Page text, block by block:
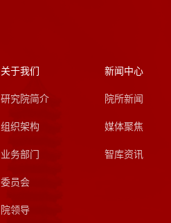
关于我们
研究院简介
组织架构
业务部门
委员会
院领导
新闻中心
院所新闻
媒体聚焦
智库资讯